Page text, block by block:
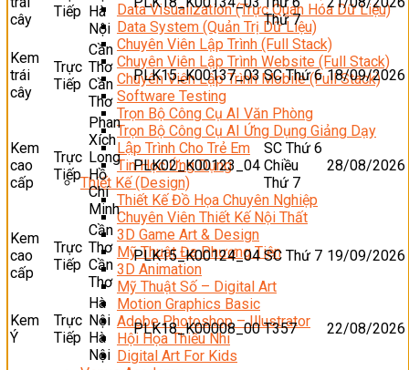
Data Visualization (Trực Quan Hóa Dữ Liệu)
Data System (Quản Trị Dữ Liệu)
Chuyên Viên Lập Trình (Full Stack)
Chuyên Viên Lập Trình Website (Full Stack)
Chuyên Viên Lập Trình Mobile (Full Stack)
Software Testing
Trọn Bộ Công Cụ AI Văn Phòng
Trọn Bộ Công Cụ AI Ứng Dụng Giảng Dạy
Lập Trình Cho Trẻ Em
Tin Học Ứng Dụng
Thiết Kế (Design)
Thiết Kế Đồ Họa Chuyên Nghiệp
Chuyên Viên Thiết Kế Nội Thất
3D Game Art & Design
Mỹ Thuật Đa Phương Tiện
3D Animation
Mỹ Thuật Số – Digital Art
Motion Graphics Basic
Adobe Photoshop – Illustrator
Hội Họa Thiếu Nhi
Digital Art For Kids
cây
Tiếp Hà
Nội
Thứ 7
Kem
trái
cây
Trực
Tiếp
Cần
Thơ
Cần
Thơ
PLK15_K00137_03 SC Thứ 6 18/09/2026
Kem
cao
cấp
Trực
Tiếp
Phan
Xích
Long
Hồ
Chí
Minh
PLK02_K00123_04
SC Thứ 6
Chiều
Thứ 7
28/08/2026
Kem
cao
cấp
Trực
Tiếp
Cần
Thơ
Cần
Thơ
PLK15_K00124_04 SC Thứ 7 19/09/2026
Kem
Ý
Trực
Tiếp
Hà
Nội
Hà
Nội
PLK18_K00008_00 T357 22/08/2026